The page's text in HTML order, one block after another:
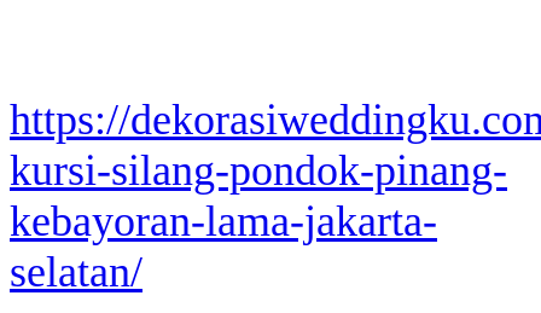
https://
kursi-silang-pondok-pinang-
kebayoran-lama-jakarta-
selatan/